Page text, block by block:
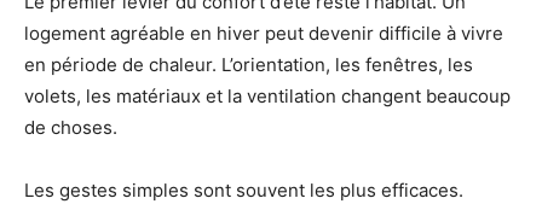
logement agréable en hiver peut devenir difficile à vivre
en période de chaleur. L’orientation, les fenêtres, les
volets, les matériaux et la ventilation changent beaucoup
de choses.
Les gestes simples sont souvent les plus efficaces.